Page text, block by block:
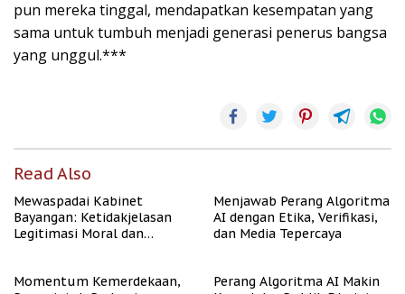
pun mereka tinggal, mendapatkan kesempatan yang
sama untuk tumbuh menjadi generasi penerus bangsa
yang unggul.***
Read Also
Mewaspadai Kabinet
Bayangan: Ketidakjelasan
Legitimasi Moral dan
Menjawab Perang Algoritma
AI dengan Etika, Verifikasi,
dan Media Tepercaya
Momentum Kemerdekaan,
Perang Algoritma AI Makin